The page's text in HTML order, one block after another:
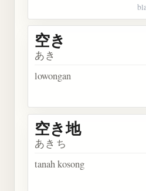
空き
あき
lowongan
空き地
あきち
tanah kosong